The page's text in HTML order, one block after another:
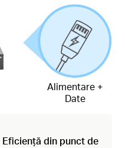
Alimentare +
Date
Eficiență din punct de